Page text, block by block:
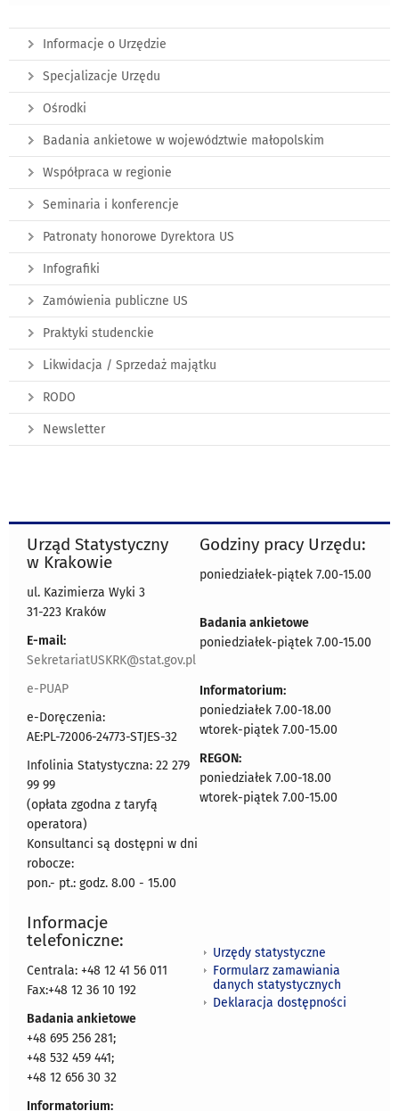
Informacje o Urzędzie
Specjalizacje Urzędu
Ośrodki
Badania ankietowe w województwie małopolskim
Współpraca w regionie
Seminaria i konferencje
Patronaty honorowe Dyrektora US
Infografiki
Zamówienia publiczne US
Praktyki studenckie
Likwidacja / Sprzedaż majątku
RODO
Newsletter
Urząd Statystyczny
w Krakowie
ul. Kazimierza Wyki 3
31-223 Kraków
E-mail:
SekretariatUSKRK@stat.gov.pl
e-PUAP
e-Doręczenia:
AE:PL-72006-24773-STJES-32
Infolinia Statystyczna: 22 279
99 99
(opłata zgodna z taryfą
operatora)
Konsultanci są dostępni w dni
robocze:
pon.- pt.: godz. 8.00 - 15.00
Godziny pracy Urzędu:
poniedziałek-piątek 7.00-15.00
Badania ankietowe
poniedziałek-piątek 7.00-15.00
Informatorium:
poniedziałek 7.00-18.00
wtorek-piątek 7.00-15.00
REGON:
poniedziałek 7.00-18.00
wtorek-piątek 7.00-15.00
Informacje
telefoniczne:
Centrala: +48 12 41 56 011
Fax:+48 12 36 10 192
Badania ankietowe
+48 695 256 281;
+48 532 459 441;
+48 12 656 30 32
Informatorium:
Urzędy statystyczne
Formularz zamawiania
danych statystycznych
Deklaracja dostępności